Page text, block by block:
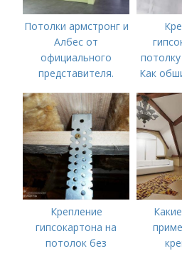
Потолки армстронг и
Албес от
официального
представителя.
«Потолки Армстронг»
- гарантия надежных
и качественных
подвесных систем.
Как
Крепление
гипсокартона на
потолок без